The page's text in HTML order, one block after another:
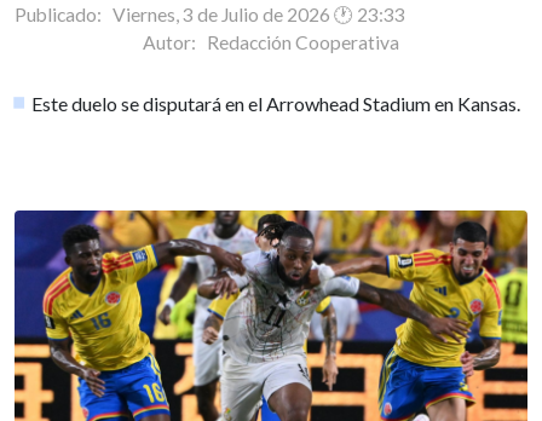
Publicado: Viernes, 3 de Julio de 2026 🕐 23:33
Autor: Redacción Cooperativa
Este duelo se disputará en el Arrowhead Stadium en Kansas.